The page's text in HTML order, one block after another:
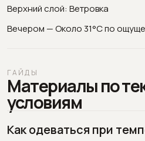
Верхний слой: Ветровка
Вечером — Около 31°C по
ГАЙДЫ
Материалы по
условиям
Как одеваться при